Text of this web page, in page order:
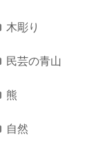
木彫り
民芸の青山
熊
自然